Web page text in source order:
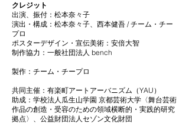
クレジット
出演、振付：松本奈々子
演出・構成：松本奈々子、西本健吾 / チーム・チー
プロ
ポスターデザイン・宣伝美術：安倍大智
制作協力：一般社団法人 bench
製作：チーム・チープロ
共同主催：有楽町アートアーバニズム（YAU）
助成：学校法人瓜生山学園 京都芸術大学〈舞台芸術
作品の創造・受容のための領域横断的・実践的研究
拠点〉、公益財団法人セゾン文化財団